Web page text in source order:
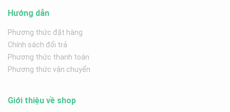
Hướng dẫn
Phương thức đặt hàng
Chính sách đổi trả
Phương thức thanh toán
Phương thức vận chuyển
Giới thiệu về shop